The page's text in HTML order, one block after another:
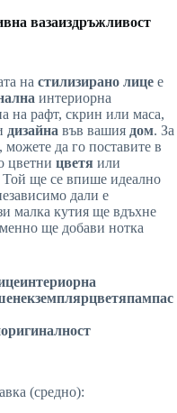
вазаиздръжливост
на стилизирано лице е
интериорна
на рафт, скрин или маса,
дизайна във вашия дом. За
да го поставите в
цветни цветя или
Той ще се впише идеално
дали е
малка кутия ще вдъхне
ще добави нотка
интериорна
екземплярцветяпампас
оригиналност
(средно):